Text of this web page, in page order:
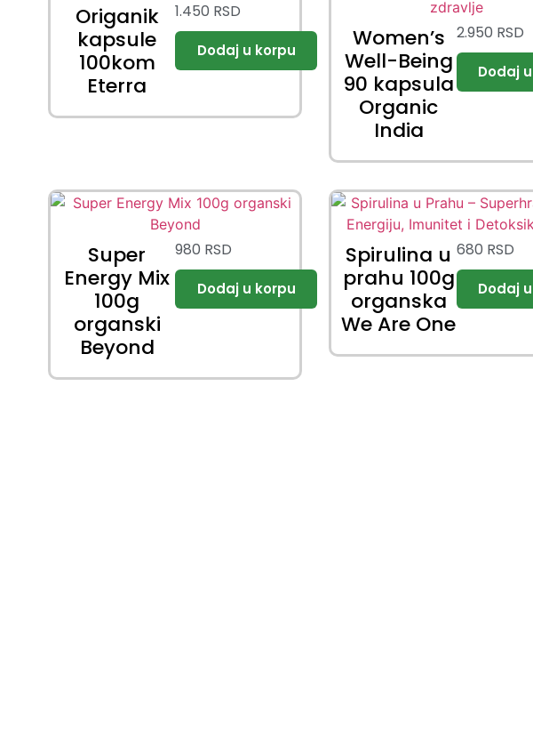
Origanik
kapsule
100kom
Eterra
1.450 RSD
Women’s
Well-Being
90 kapsula
Organic
India
2.950 RSD
Super
Energy Mix
100g
organski
Beyond
980 RSD
Spirulina u
prahu 100g
organska
We Are One
680 RSD